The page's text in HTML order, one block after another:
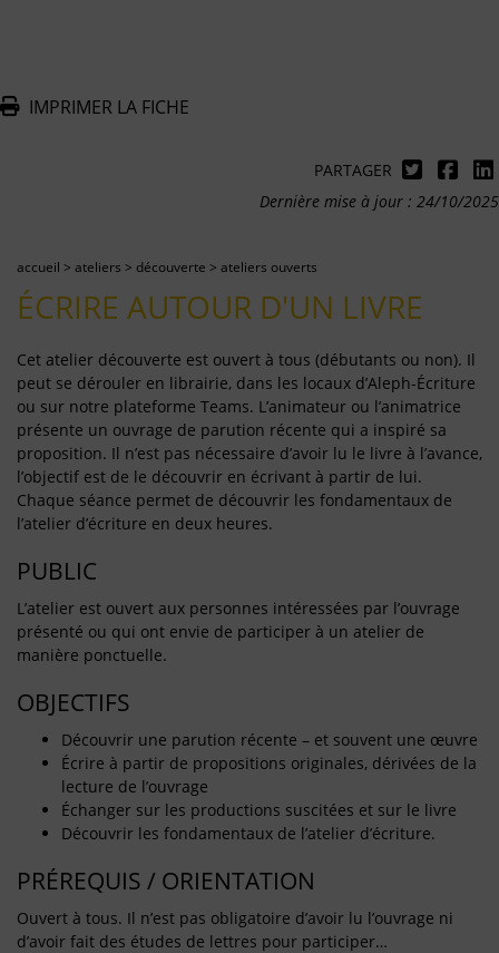
IMPRIMER LA FICHE
PARTAGER
Dernière mise à jour : 24/10/2025
accueil > ateliers > découverte > ateliers ouverts
ÉCRIRE AUTOUR D'UN LIVRE
Cet atelier découverte est ouvert à tous (débutants ou non). Il
peut se dérouler en librairie, dans les locaux d’Aleph-Écriture
ou sur notre plateforme Teams. L’animateur ou l’animatrice
présente un ouvrage de parution récente qui a inspiré sa
proposition. Il n’est pas nécessaire d’avoir lu le livre à l’avance,
l’objectif est de le découvrir en écrivant à partir de lui.
Chaque séance permet de découvrir les fondamentaux de
l’atelier d’écriture en deux heures.
PUBLIC
L’atelier est ouvert aux personnes intéressées par l’ouvrage
présenté ou qui ont envie de participer à un atelier de
manière ponctuelle.
OBJECTIFS
Découvrir une parution récente – et souvent une œuvre
Écrire à partir de propositions originales, dérivées de la
lecture de l’ouvrage
Échanger sur les productions suscitées et sur le livre
Découvrir les fondamentaux de l’atelier d’écriture.
PRÉREQUIS / ORIENTATION
Ouvert à tous. Il n’est pas obligatoire d’avoir lu l’ouvrage ni
d’avoir fait des études de lettres pour participer…